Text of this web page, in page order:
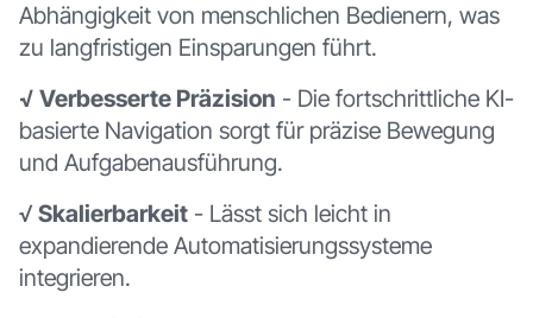
Abhängigkeit von menschlichen Bedienern, was
zu langfristigen Einsparungen führt.
√ Verbesserte Präzision - Die fortschrittliche KI-
basierte Navigation sorgt für präzise Bewegung
und Aufgabenausführung.
√ Skalierbarkeit- Lässt sich leicht in
expandierende Automatisierungssysteme
integrieren.